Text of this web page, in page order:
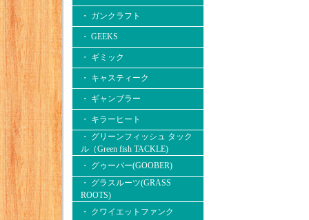
・ ガンクラフト
・ GEEKS
・ ギミック
・ キャスティーク
・ ギャンブラー
・ キラーヒート
・ グリーンフィッシュ タック
ル（Green fish TACKLE)
・ グゥーバー(GOOBER)
・ グラスルーツ(GRASS
ROOTS)
・ クワイエットファンク